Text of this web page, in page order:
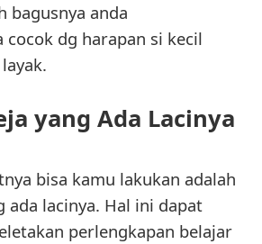
bagusnya anda
cocok dg harapan si kecil
yang Ada Lacinya
bisa kamu lakukan adalah
ada lacinya. Hal ini dapat
perlengkapan belajar